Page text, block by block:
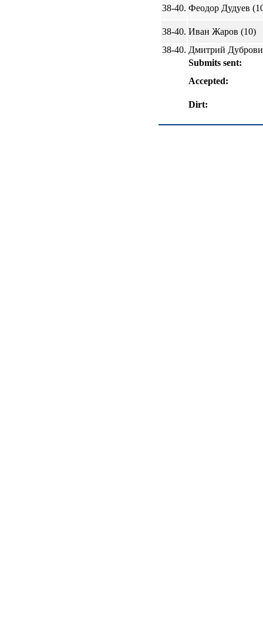
38-40. Феодор Дудуев
38-40. Иван Жаров (10)
38-40. Дмитрий
Submits sent:
Accepted:
Dirt: